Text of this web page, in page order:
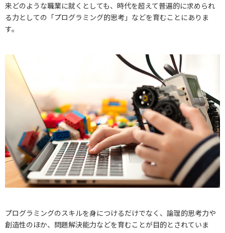
来どのような職業に就くとしても、時代を超えて普遍的に求められ
る力としての「プログラミング的思考」などを育むことにありま
す。
プログラミングのスキルを身につけるだけでなく、論理的思考力や
創造性のほか、問題解決能力などを育むことが目的とされていま